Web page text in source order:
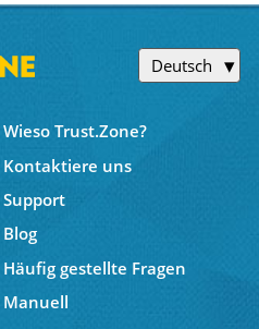
Deutsch
Wieso Trust.Zone?
Kontaktiere uns
Support
Blog
Häufig gestellte Fragen
Manuell